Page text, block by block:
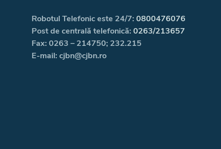
Robotul Telefonic este 24/7: 0800476076
Post de centrală telefonică: 0263/213657
Fax: 0263 – 214750; 232.215
E-mail: cjbn@cjbn.ro